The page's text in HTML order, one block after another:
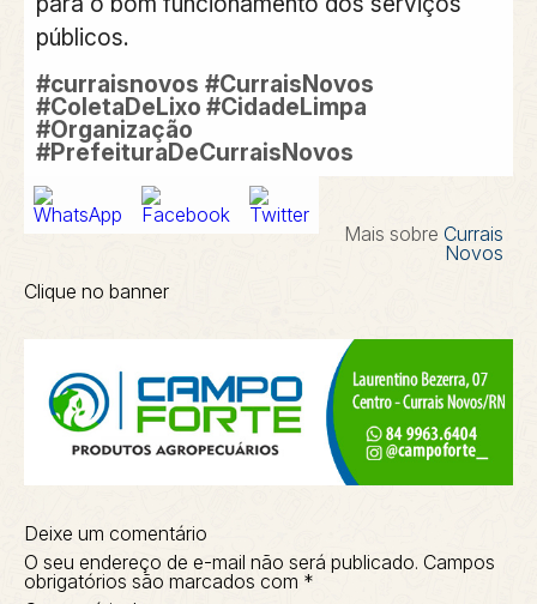
públicos.
#curraisnovos #CurraisNovos
#ColetaDeLixo #CidadeLimpa
#Organização
#PrefeituraDeCurraisNovos
Mais sobre Currais
Novos
Clique no banner
Deixe um comentário
O seu endereço de e-mail não será publicado. Campos
obrigatórios são marcados com *